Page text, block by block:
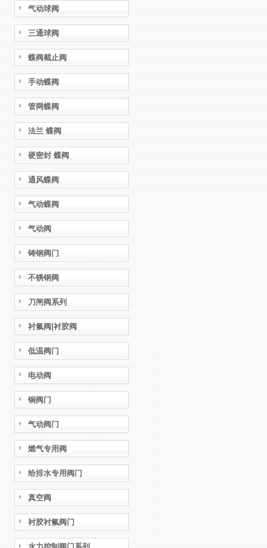
气动球阀
三通球阀
蝶阀截止阀
手动蝶阀
管网蝶阀
法兰 蝶阀
硬密封 蝶阀
通风蝶阀
气动蝶阀
气动阀
铸钢阀门
不锈钢阀
刀闸阀系列
衬氟阀|衬胶阀
低温阀门
电动阀
铜阀门
气动阀门
燃气专用阀
给排水专用阀门
真空阀
衬胶衬氟阀门